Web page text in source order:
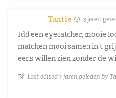
Tantie 3 jaren
Idd een eyecatcher, mooie
matchen mooi samen in t
eens willen zien zonder de
Last edited 3 jaren geleden by